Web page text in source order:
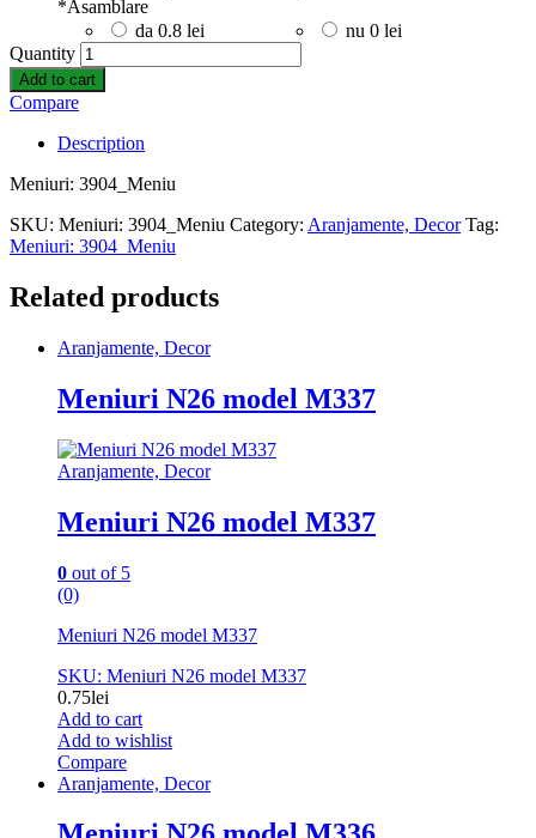
*Asamblare
da 0.8 lei nu 0 lei
Quantity
Add to cart
Compare
Description
Meniuri: 3904_Meniu
SKU: Meniuri: 3904_Meniu Category: Aranjamente, Decor Tag:
Meniuri: 3904_Meniu
Related products
Aranjamente, Decor
Meniuri N26 model M337
Aranjamente, Decor
Meniuri N26 model M337
0 out of 5
(0)
Meniuri N26 model M337
SKU: Meniuri N26 model M337
0.75lei
Add to cart
Add to wishlist
Compare
Aranjamente, Decor